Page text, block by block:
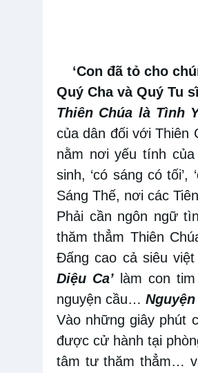
‘Con đã tỏ cho
Quý Cha và Quý Tu
Thiên Chúa là Tình
của dân đối với Thiên
nằm nơi yếu tính
sinh, ‘có sáng có
Sáng Thế, nơi các
Phải cần ngôn ngữ
thăm thẳm Thiên
Đấng cao cả siêu
Diệu Ca’ làm con tim
nguyện cầu…
Vào những giây phút
được cử hành tại
tâm tư thăm thẳm…